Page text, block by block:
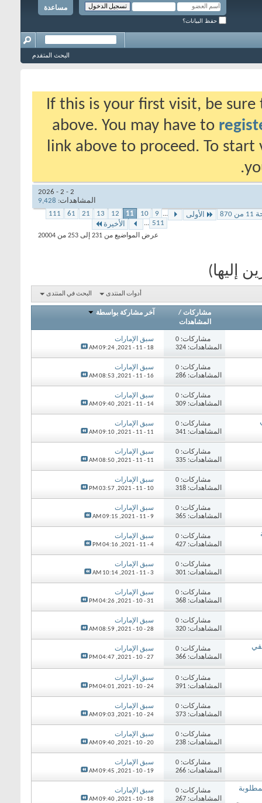
مساعدة
حفظ البيانات؟
البحث المتقدم
If this is your first visit, be
above. You may have to
link above to proceed. To
2 - 2 - 2026
المشاهدات: 9,428
870
الأولى ...
9
10
11
12
13
21
61
111
511
... الأخيرة
عرض المواضيع من 231 إلى 253 من 20004
إليها)
أدوات المنتدى البحث في المنتدى
مشاركات/
المشاهدات
آخر مشاركة بواسطة
مشاركات: 0
المشاهدات: 324
سبق الإمارات
18 - 11 - 2021,
09:24 AM
مشاركات: 0
المشاهدات: 286
سبق الإمارات
16 - 11 - 2021,
08:53 AM
مشاركات: 0
المشاهدات: 309
سبق الإمارات
14 - 11 - 2021,
09:40 AM
مشاركات: 0
المشاهدات: 341
سبق الإمارات
11 - 11 - 2021,
09:10 AM
مشاركات: 0
المشاهدات: 335
سبق الإمارات
11 - 11 - 2021,
08:50 AM
مشاركات: 0
المشاهدات: 318
سبق الإمارات
10 - 11 - 2021,
03:57 PM
مشاركات: 0
المشاهدات: 365
سبق الإمارات
9 - 11 - 2021,
09:15 AM
مشاركات: 0
المشاهدات: 427
سبق الإمارات
4 - 11 - 2021,
04:16 PM
مشاركات: 0
المشاهدات: 301
سبق الإمارات
3 - 11 - 2021,
10:14 AM
مشاركات: 0
المشاهدات: 368
سبق الإمارات
31 - 10 - 2021,
04:26 PM
مشاركات: 0
المشاهدات: 320
سبق الإمارات
28 - 10 - 2021,
08:59 AM
مشاركات: 0
المشاهدات: 366
سبق الإمارات
27 - 10 - 2021,
04:47 PM
مشاركات: 0
المشاهدات: 391
سبق الإمارات
24 - 10 - 2021,
04:01 PM
مشاركات: 0
المشاهدات: 373
سبق الإمارات
24 - 10 - 2021,
09:03 AM
مشاركات: 0
المشاهدات: 238
سبق الإمارات
20 - 10 - 2021,
09:40 AM
مشاركات: 0
المشاهدات: 266
سبق الإمارات
19 - 10 - 2021,
09:45 AM
مشاركات: 0
المشاهدات: 267
سبق الإمارات
18 - 10 - 2021,
09:40 AM